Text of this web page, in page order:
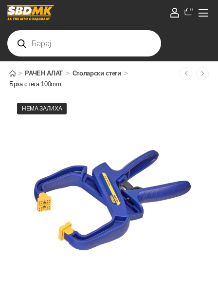
0
> РАЧЕН АЛАТ > Столарски стеги >
Брза стега 100mm
НЕМА ЗАЛИХА